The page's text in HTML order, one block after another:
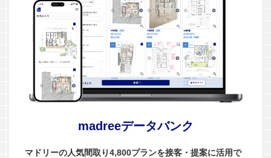
madreeデータバンク
マドリーの人気間取り4,800プランを接客・提案に活用で